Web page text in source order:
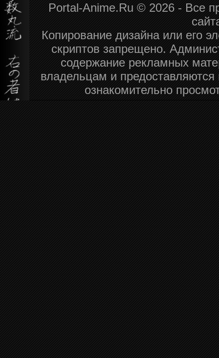
Portal-Anime.Ru © 2026 - Все
Копирование дизайна или его
скриптов запрещено.
содержание рекламных
владельцам и
ознакомительно